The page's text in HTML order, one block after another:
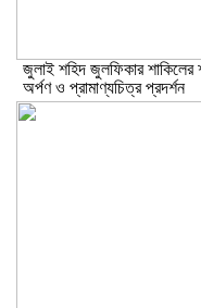
​জুলাই শহিদ জুলফিকার শাকিলের
অর্পণ ও প্রামাণ্যচিত্র প্রদর্শন